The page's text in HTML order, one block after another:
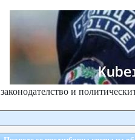
законодателство и